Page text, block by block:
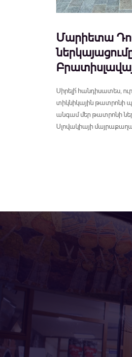
Մարիետա
Սիրելի՜ հանդիսատես,
տիկնիկային թատրոնի
անգամ մեր թատրոնի
Սլովակիայի